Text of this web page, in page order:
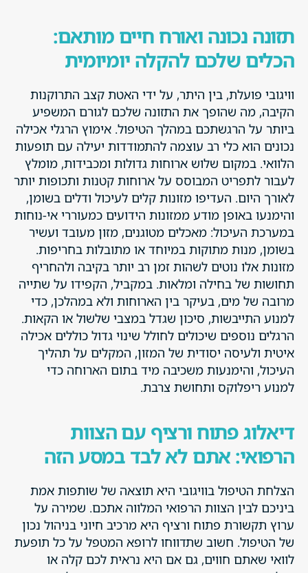
תזונה נכונה ואורח חיים מותאם:
הכלים שלכם להקלה יומיומית
וויגובי פועלת, בין היתר, על ידי האטת קצב התרוקנות
הקיבה, מה שהופך את התזונה שלכם לגורם המשפיע
ביותר על הרגשתכם במהלך הטיפול. אימוץ הרגלי אכילה
נכונים הוא כלי רב עוצמה להתמודדות יעילה עם תופעות
הלוואי. במקום שלוש ארוחות גדולות ומכבידות, מומלץ
לעבור לתפריט המבוסס על ארוחות קטנות ותכופות יותר
לאורך היום. העדיפו מזונות קלים לעיכול ודלים בשומן,
והימנעו באופן מודע ממזונות הידועים כמעוררי אי-נוחות
במערכת העיכול: מאכלים מטוגנים, מזון מעובד ועשיר
בשומן, מנות מתוקות במיוחד או מתובלות בחריפות.
מזונות אלו נוטים לשהות זמן רב יותר בקיבה ולהחריף
תחושות של בחילה ומלאות. במקביל, הקפידו על שתייה
מרובה של מים, בעיקר בין הארוחות ולא במהלכן, כדי
למנוע התייבשות, סיכון שגדל במצבי שלשול או הקאות.
הרגלים נוספים שיכולים לחולל שינוי גדול כוללים אכילה
איטית ולעיסה יסודית של המזון, המקלים על תהליך
העיכול, והימנעות משכיבה מיד בתום הארוחה כדי
למנוע ריפלוקס ותחושת צרבת.
דיאלוג פתוח ורציף עם הצוות
הרפואי: אתם לא לבד במסע הזה
הצלחת הטיפול בוויגובי היא תוצאה של שותפות אמת
ביניכם לבין הצוות הרפואי המלווה אתכם. שמירה על
ערוץ תקשורת פתוח ורציף היא מרכיב חיוני בניהול נכון
של הטיפול. חשוב שתדווחו לרופא המטפל על כל תופעת
לוואי שאתם חווים, גם אם היא נראית לכם קלה או